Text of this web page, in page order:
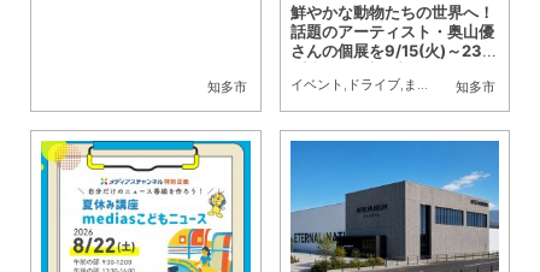
知多市 知多市
鮮やかな動物たちの世界へ！
話題のアーティスト・奥山優
さんの個展を9/15(火)～23
(水祝)知多市で初開催
イベント , ドライブ, まちネタ ,夫婦,家族